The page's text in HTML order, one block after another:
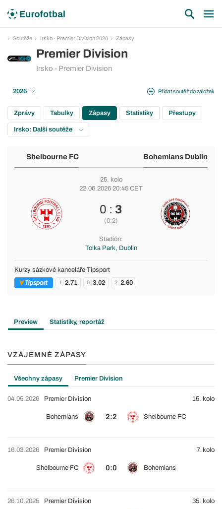
Soutěže Irsko - Premier Division 2026 Zápasy
Premier Division
Irsko - Premier Division
Přidat soutěž do záložek
2026
Zprávy Tabulky Zápasy Statistiky Přestupy
Irsko: Další soutěže
Shelbourne FC Bohemians Dublin
25. kolo
22.06.2026 20:45 CET
0 : 3
(0:2)
Stadión:
Tolka Park, Dublin
Kurzy sázkové kanceláře Tipsport
1 2.71 0 3.02 2 2.60
Preview Statistiky, reportáž
VZÁJEMNÉ ZÁPASY
Všechny zápasy Premier Division
04.05.2026
Bohemians 2:2 Shelbourne FC
Premier Division 15. kolo
16.03.2026
Shelbourne FC 0:0 Bohemians
Premier Division 7. kolo
26.10.2025 Premier Division 35. kolo